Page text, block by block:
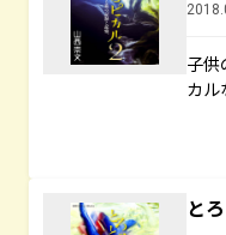
子供
カル
と